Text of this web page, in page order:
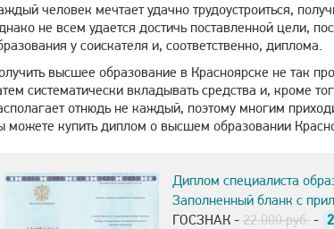
человек мечтает удачно трудоустроиться,
не всем удается достичь поставленной цели,
у соискателя и, соответственно, диплома.
высшее образование в Красноярске не так
систематически вкладывать средства и, кроме
отнюдь не каждый, поэтому многим
можете купить диплом о высшем образовании
Диплом специалиста
Заполненный бланк с
ГОСЗНАК - 22.000 руб. -